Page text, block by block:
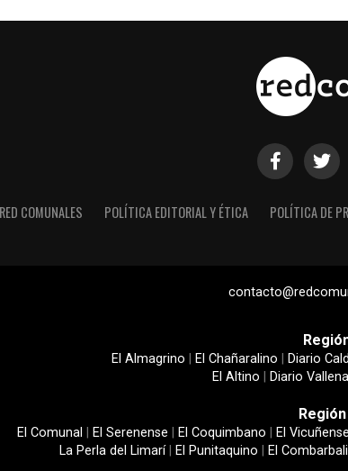
RED COMUNALES POLÍTICA EDITORIAL Y ÉTICA POLÍTICA DE
El Almagrino El Chañaralino Diario
El Altino
Diario
El Comunal El Serenense El Coquimbano El Vicuñense
La Perla del Limarí| El Punitaquino El